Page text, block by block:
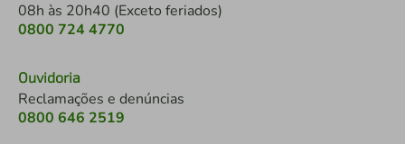
08h às 20h40 (Exceto feriados)
0800 724 4770
Ouvidoria
Reclamações e denúncias
0800 646 2519